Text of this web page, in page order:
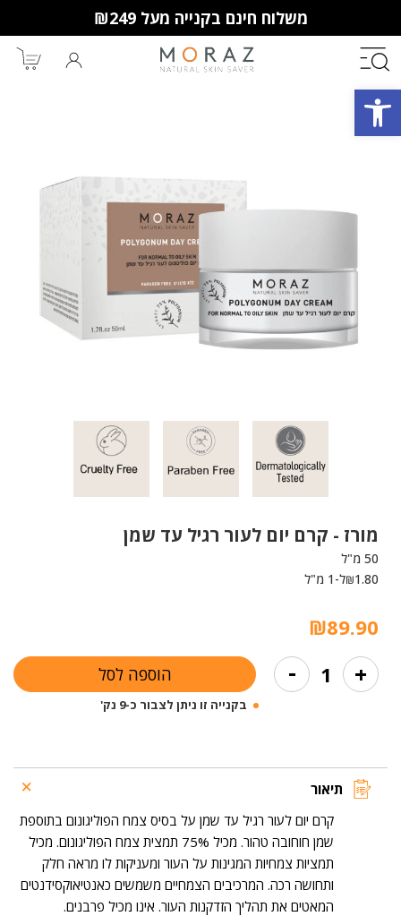
משלוח חינם בקנייה מעל ₪249
מבצעים שווים
וצבירת נקודות למימוש בקניות
הבאות.
מורז - קרם יום לעור רגיל עד שמן
50 מ"ל
₪1.80 ל-1 מ"ל
₪89.90
+
של
עד
שמן
- הוספה לסל
בקנייה זו ניתן לצבור כ-9 נק'
תיאור
קרם יום לעור רגיל עד שמן על בסיס צמח הפוליגונום בתוספת
שמן חוחובה טהור. מכיל 75% תמצית צמח הפוליגונום. מכיל
תמציות צמחיות המגינות על העור ומעניקות לו מראה חלק
ותחושה רכה. המרכיבים הצמחיים משמשים כאנטיאוקסידנטים
המאטים את תהליך הזדקנות העור. אינו מכיל פרבנים.
פתח סרגל נגישות